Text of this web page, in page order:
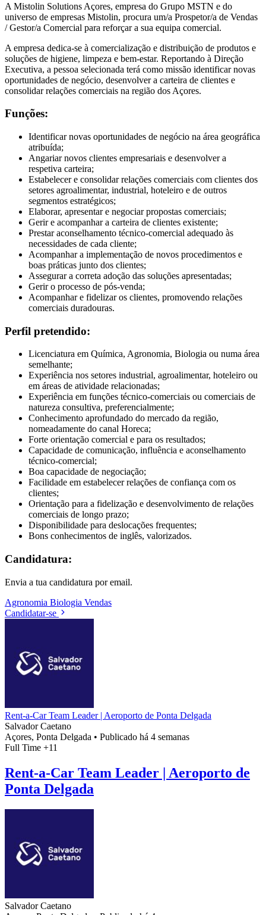
A Mistolin Solutions Açores, empresa do Grupo MSTN e do
universo de empresas Mistolin, procura um/a Prospetor/a de Vendas
/ Gestor/a Comercial para reforçar a sua equipa comercial.
A empresa dedica-se à comercialização e distribuição de produtos e
soluções de higiene, limpeza e bem-estar. Reportando à Direção
Executiva, a pessoa selecionada terá como missão identificar novas
oportunidades de negócio, desenvolver a carteira de clientes e
consolidar relações comerciais na região dos Açores.
Funções:
Identificar novas oportunidades de negócio na área geográfica
atribuída;
Angariar novos clientes empresariais e desenvolver a
respetiva carteira;
Estabelecer e consolidar relações comerciais com clientes dos
setores agroalimentar, industrial, hoteleiro e de outros
segmentos estratégicos;
Elaborar, apresentar e negociar propostas comerciais;
Gerir e acompanhar a carteira de clientes existente;
Prestar aconselhamento técnico-comercial adequado às
necessidades de cada cliente;
Acompanhar a implementação de novos procedimentos e
boas práticas junto dos clientes;
Assegurar a correta adoção das soluções apresentadas;
Gerir o processo de pós-venda;
Acompanhar e fidelizar os clientes, promovendo relações
comerciais duradouras.
Perfil pretendido:
Licenciatura em Química, Agronomia, Biologia ou numa área
semelhante;
Experiência nos setores industrial, agroalimentar, hoteleiro ou
em áreas de atividade relacionadas;
Experiência em funções técnico-comerciais ou comerciais de
natureza consultiva, preferencialmente;
Conhecimento aprofundado do mercado da região,
nomeadamente do canal Horeca;
Forte orientação comercial e para os resultados;
Capacidade de comunicação, influência e aconselhamento
técnico-comercial;
Boa capacidade de negociação;
Facilidade em estabelecer relações de confiança com os
clientes;
Orientação para a fidelização e desenvolvimento de relações
comerciais de longo prazo;
Disponibilidade para deslocações frequentes;
Bons conhecimentos de inglês, valorizados.
Candidatura:
Envia a tua candidatura por email.
Agronomia Biologia Vendas
Candidatar-se
Rent-a-Car Team Leader | Aeroporto de Ponta Delgada
Salvador Caetano
Açores, Ponta Delgada • Publicado há 4 semanas
Full Time +11
Rent-a-Car Team Leader | Aeroporto de
Ponta Delgada
Salvador Caetano